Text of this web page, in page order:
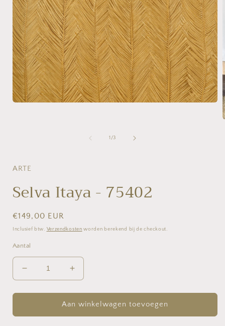
1/van
3
ARTE
Selva Itaya - 75402
Normale
prijs
€149,00 EUR
Inclusief btw. Verzendkosten worden berekend bij de checkout.
Aantal
Aantal
verlagen
voor
Itaya
Aantal
verhogen
voor
Selva
Itaya
Aan winkelwagen toevoegen